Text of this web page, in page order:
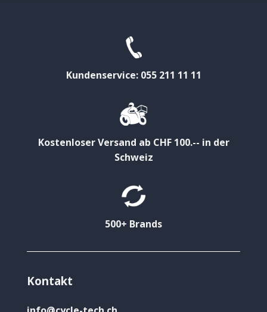
Kundenservice: 055 211 11 11
Kostenloser Versand ab CHF 100.-- in der
Schweiz
500+ Brands
Kontakt